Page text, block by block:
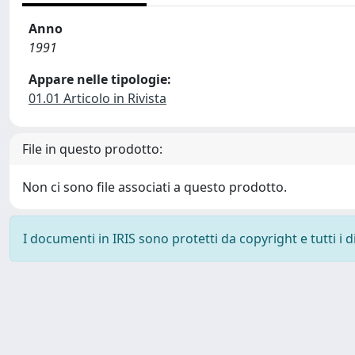
Anno
1991
Appare nelle tipologie:
01.01 Articolo in Rivista
File in questo prodotto:
Non ci sono file associati a questo prodotto.
I documenti in IRIS sono protetti da copyright e tutti i